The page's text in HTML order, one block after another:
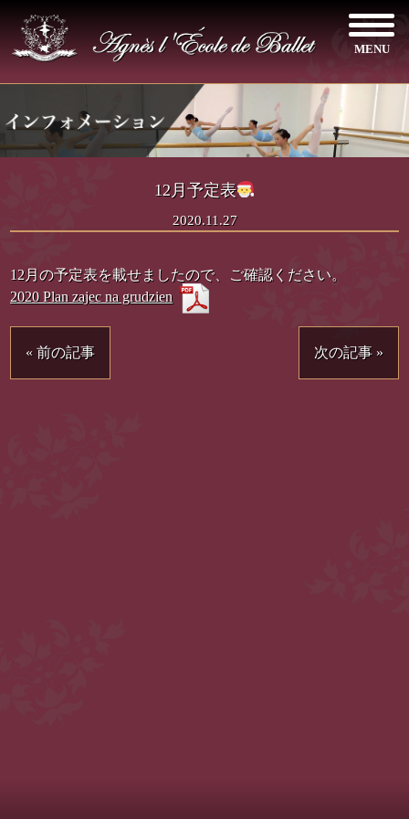
12月予定表
2020.11.27
12月の予定表を載せましたので、ご確認ください。
2020 Plan zajec na grudzien
« 前の記事 次の記事 »
MENU